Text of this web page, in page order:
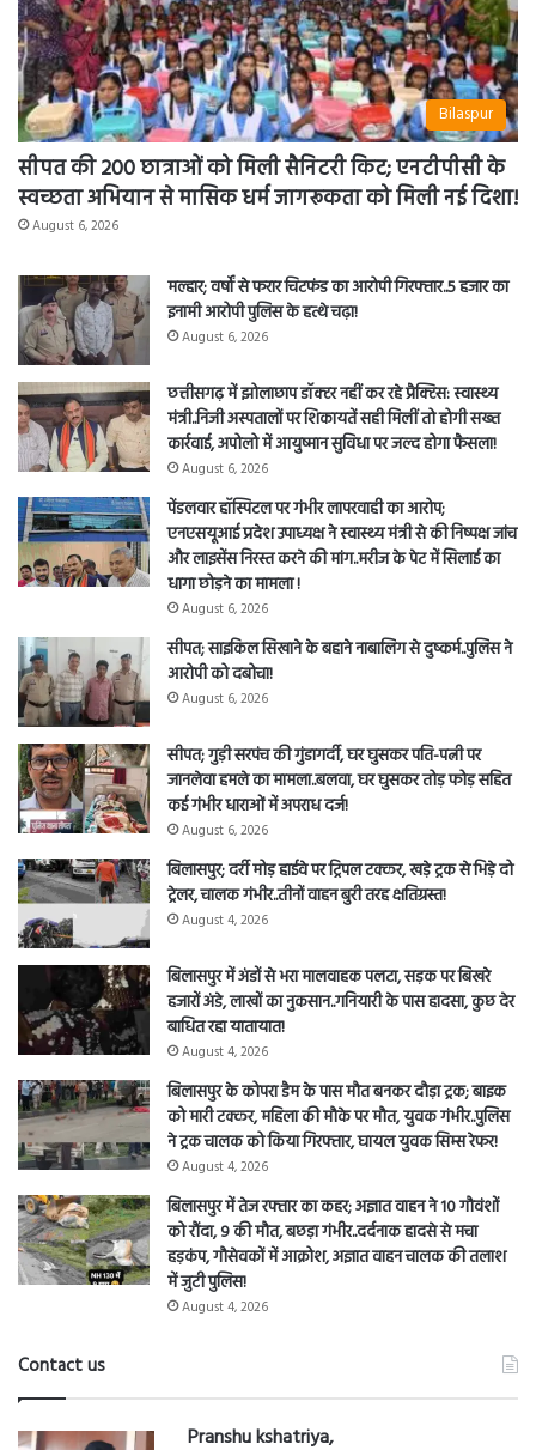
Bilaspur
सीपत की 200 छात्राओं को मिली सैनिटरी किट; एनटीपीसी के
स्वच्छता अभियान से मासिक धर्म जागरूकता को मिली नई दिशा!
August 6, 2026
मल्हार; वर्षों से फरार चिटफंड का आरोपी गिरफ्तार..5 हजार का
इनामी आरोपी पुलिस के हत्थे चढ़ा!
August 6, 2026
छत्तीसगढ़ में झोलाछाप डॉक्टर नहीं कर रहे प्रैक्टिस: स्वास्थ्य
मंत्री..निजी अस्पतालों पर शिकायतें सही मिलीं तो होगी सख्त
कार्रवाई, अपोलो में आयुष्मान सुविधा पर जल्द होगा फैसला!
August 6, 2026
पेंडलवार हॉस्पिटल पर गंभीर लापरवाही का आरोप;
एनएसयूआई प्रदेश उपाध्यक्ष ने स्वास्थ्य मंत्री से की निष्पक्ष जांच
और लाइसेंस निरस्त करने की मांग..मरीज के पेट में सिलाई का
धागा छोड़ने का मामला !
August 6, 2026
सीपत; साइकिल सिखाने के बहाने नाबालिग से दुष्कर्म..पुलिस ने
आरोपी को दबोचा!
August 6, 2026
सीपत; गुड़ी सरपंच की गुंडागर्दी, घर घुसकर पति-पत्नी पर
जानलेवा हमले का मामला..बलवा, घर घुसकर तोड़ फोड़ सहित
कई गंभीर धाराओं में अपराध दर्ज!
August 6, 2026
बिलासपुर; दर्री मोड़ हाईवे पर ट्रिपल टक्कर, खड़े ट्रक से भिड़े दो
ट्रेलर, चालक गंभीर..तीनों वाहन बुरी तरह क्षतिग्रस्त!
August 4, 2026
बिलासपुर में अंडों से भरा मालवाहक पलटा, सड़क पर बिखरे
हजारों अंडे, लाखों का नुकसान..गनियारी के पास हादसा, कुछ देर
बाधित रहा यातायात!
August 4, 2026
बिलासपुर के कोपरा डैम के पास मौत बनकर दौड़ा ट्रक; बाइक
को मारी टक्कर, महिला की मौके पर मौत, युवक गंभीर..पुलिस
ने ट्रक चालक को किया गिरफ्तार, घायल युवक सिम्स रेफर!
August 4, 2026
बिलासपुर में तेज रफ्तार का कहर; अज्ञात वाहन ने 10 गौवंशों
को रौंदा, 9 की मौत, बछड़ा गंभीर..दर्दनाक हादसे से मचा
हड़कंप, गौसेवकों में आक्रोश, अज्ञात वाहन चालक की तलाश
में जुटी पुलिस!
August 4, 2026
Contact us
Pranshu kshatriya,